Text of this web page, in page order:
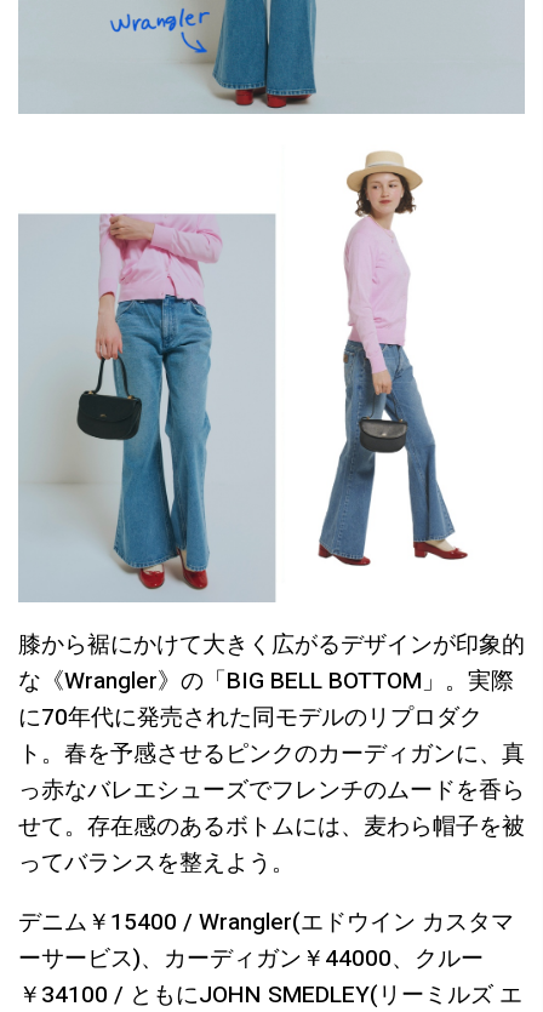
膝から裾にかけて大きく広がるデザインが印象的
な《Wrangler》の「BIG BELL BOTTOM」。実際
に70年代に発売された同モデルのリプロダク
ト。春を予感させるピンクのカーディガンに、真
っ赤なバレエシューズでフレンチのムードを香ら
せて。存在感のあるボトムには、麦わら帽子を被
ってバランスを整えよう。
デニム￥15400 / Wrangler(エドウイン カスタマ
ーサービス)、カーディガン￥44000、クルー
￥34100 / ともにJOHN SMEDLEY(リーミルズ エ